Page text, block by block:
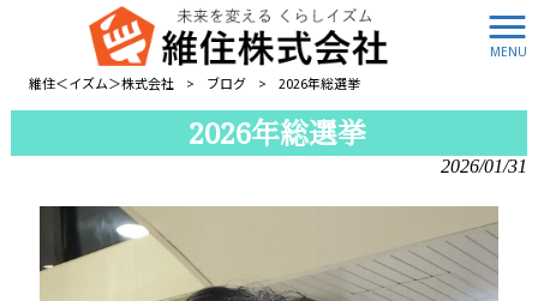
MENU
維住＜イズム＞株式会社 > ブログ > 2026年総選挙
2026年総選挙
2026/01/31